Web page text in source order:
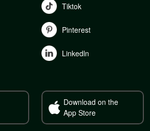
Tiktok
Pinterest
Linkedln
Download on the
App Store